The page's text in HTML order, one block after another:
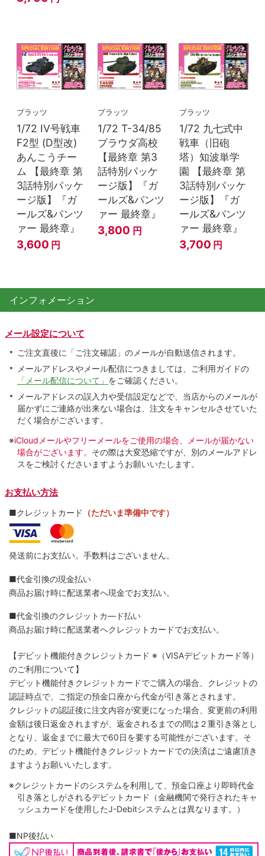
プラッツ
1/72 IV号戦車
F2型 (D型改)
あんこうチー
ム 【最終章 第
3話特別パッケ
ージ版】『ガ
ールズ&パンツ
ァー 最終章』
3,600 円
プラッツ
1/72 T-34/85
プラウダ高校
【最終章 第3
話特別パッケ
ージ版】『ガ
ールズ&パンツ
ァー 最終章』
3,800 円
プラッツ
1/72 九七式中
戦車（旧砲
塔）知波単学
園 【最終章 第
3話特別パッケ
ージ版】『ガ
ールズ&パンツ
ァー 最終章』
3,700 円
インフォメーション
メール設定について
ご注文直後に「ご注文確認」のメールが自動送信されます。
メールアドレスやメール配信につきましては、ご利用ガイドの
「メール配信について」 をご確認ください。
メールアドレスの誤入力や受信設定などで、当店からのメールが
届かずにご連絡が出来ない場合は、注文をキャンセルさせていた
だく場合がございます。
※iCloudメールやフリーメールをご使用の場合、メールが届かない
場合がございます。 その際は大変恐縮ですが、別のメールアドレ
スをご検討くださいますようお願いいたします。
お支払い方法
■クレジットカード （ただいま準備中です）
発送前にお支払い。手数料はございません。
■代金引換の現金払い
商品お届け時に配送業者へ現金でお支払い。
■代金引換のクレジットカ―ド払い
商品お届け時に配送業者へクレジットカードでお支払い。
【デビット機能付きクレジットカード ※（VISAデビットカード等）
のご利用について】
デビット機能付きクレジットカードでご購入の場合、クレジットの
認証時点で、ご指定の預金口座から代金が引き落とされます。
クレジットの認証後に注文内容が変更になった場合、変更前の利用
金額は後日返金されますが、返金されるまでの間は２重引き落とし
となり、返金までに最大で60日を要する可能性がございます。そ
のため、デビット機能付きクレジットカードでの決済はご遠慮頂き
ますようお願いいたします。
※クレジットカードのシステムを利用して、預金口座より即時代金
引き落としがされるデビットカード（金融機関で発行されたキャ
ッシュカードを使用したJ-Debitシステムとは異なります。）
■NP後払い